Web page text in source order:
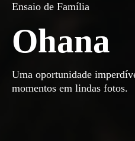
Ensaio de Família
Ohana
Uma oportunidade
momentos em lindas fotos.